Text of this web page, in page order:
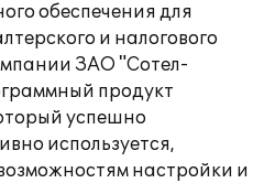
обеспечения для
и налогового
ЗАО "Сотел-
продукт
успешно
используется,
настройки и